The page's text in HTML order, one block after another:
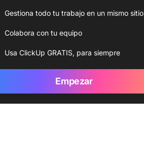
Gestiona todo tu trabajo en un mismo sitio
Colabora con tu equipo
Usa ClickUp GRATIS, para siempre
Empezar